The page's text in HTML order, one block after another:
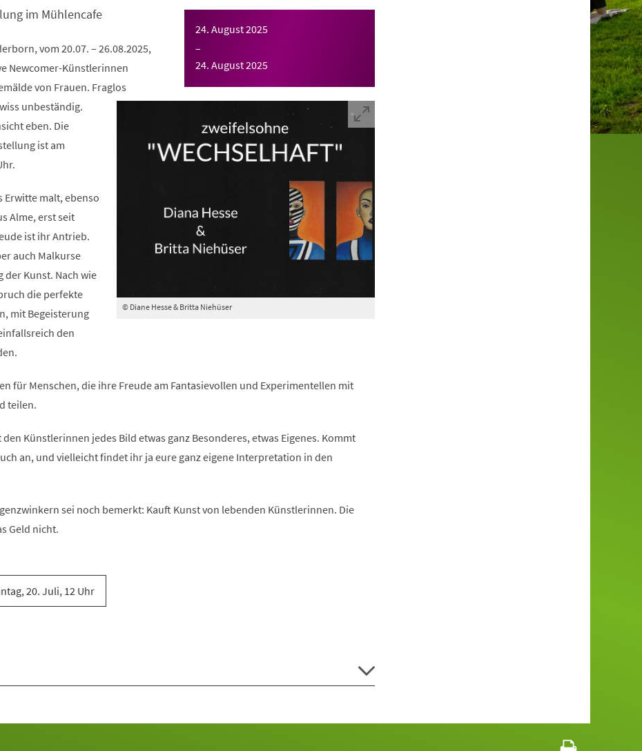
24. August 2025
–
24. August 2025
im Mühlencafe
© Diane Hesse & Britta Niehüser
vom 20.07. – 26.08.2025,
Newcomer-Künstlerinnen
von Frauen. Fraglos
unbeständig.
eben. Die
ist am
Erwitte malt, ebenso
Alme, erst seit
ist ihr Antrieb.
auch Malkurse
der Kunst. Nach wie
die perfekte
mit Begeisterung
den
für Menschen, die ihre Freude am Fantasievollen und Experimentellen mit
teilen.
Künstlerinnen jedes Bild etwas ganz Besonderes, etwas Eigenes. Kommt
an, und vielleicht findet ihr ja eure ganz eigene Interpretation in den
sei noch bemerkt: Kauft Kunst von lebenden Künstlerinnen. Die
Geld nicht.
20. Juli, 12 Uhr